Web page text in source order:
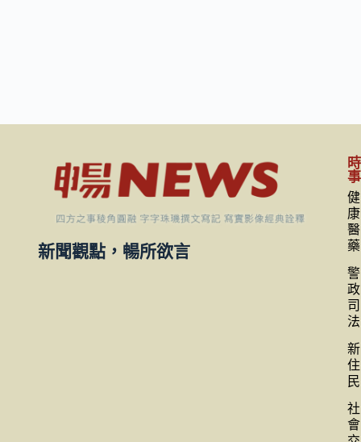
新聞觀點，暢所欲言
時
事
健
康
醫
藥
警
政
司
法
新
住
民
社
會